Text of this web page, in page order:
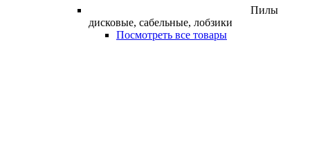
Пилы
дисковые, сабельные, лобзики
Посмотреть все товары